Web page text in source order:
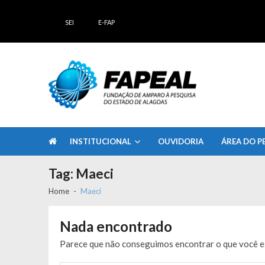
SEI E-FAP
INSTITUCIONAL OUVIDORIA ÁREA DO
Tag: Maeci
Home Maeci
Nada encontrado
Parece que não conseguimos encontrar o que você